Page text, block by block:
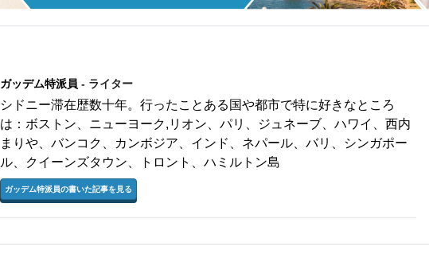
ガッデム特派員 - ライター
シドニー滞在歴数十年。行ったことある国や都市で特に好きなところ
は：ボストン、ニューヨーク,リオン、パリ、ジュネーブ、ハワイ、西内
まりや、バンコク、カンボジア、インド、ネパール、バリ、シンガポー
ル、クイーンズタウン、トロント、ハミルトン島
ガッデム特派員の書いた記事を見る